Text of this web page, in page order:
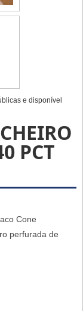
e disponível
PCT
Cone
perfurada de